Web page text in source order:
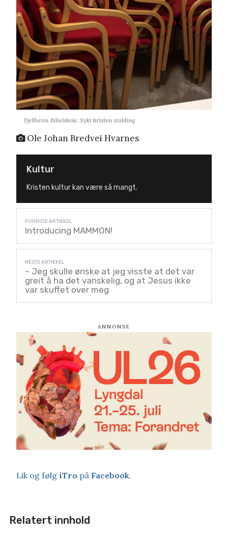
Fjellheim Bibelskole: Sykt kristen stabling
Ole Johan Bredvei Hvarnes
Kultur
Kristen kultur kan være så mangt.
Introducing MAMMON!
– Jeg skulle ønske at jeg visste at det var
greit å ha det vanskelig, og at Jesus ikke
var skuffet over meg
Lik og følg iTro på Facebook.
Relatert innhold